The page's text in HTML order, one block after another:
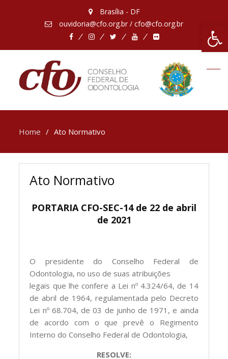
Brasília - DF
ouvidoria@cfo.org.br / cfo@cfo.org.br
FacebookInstagramTwitterYoutubeFlickr
Home Ato Normativo
Ato Normativo
PORTARIA CFO-SEC-14 de 22 de abril
de 2021
O presidente do Conselho Federal de
Odontologia, no uso de suas atribuições
legais que lhe confere a Lei nº 4.324/64, de 14
de abril de 1964, regulamentada pelo Decreto
Lei nº 68.704, de 03 de junho de 1971, e ainda
de acordo com o que prevê o Regimento
Interno do Conselho Federal de Odontologia,
RESOLVE: